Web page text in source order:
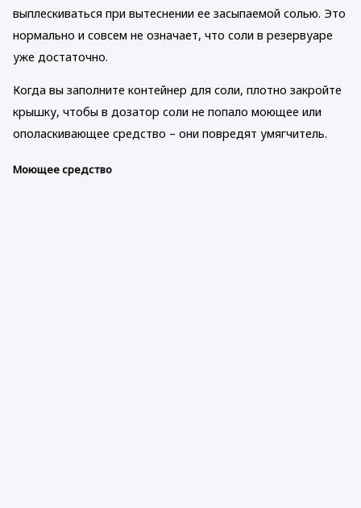
выплескиваться при вытеснении ее засыпаемой солью. Это
нормально и совсем не означает, что соли в резервуаре
уже достаточно.
Когда вы заполните контейнер для соли, плотно закройте
крышку, чтобы в дозатор соли не попало моющее или
ополаскивающее средство – они повредят умягчитель.
Моющее средство